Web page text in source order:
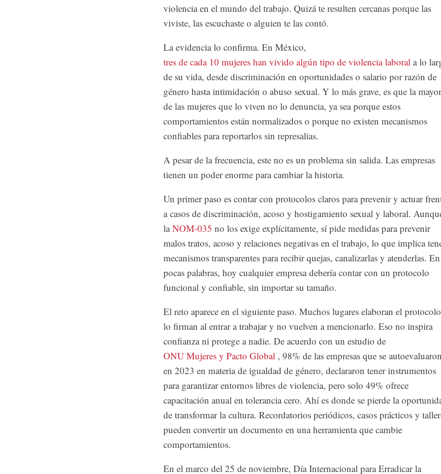
violencia en el mundo del trabajo. Quizá te resulten cercanas porque las
viviste, las escuchaste o alguien te las contó.
La evidencia lo confirma. En México,
tres de cada 10 mujeres han vivido algún tipo de violencia laboral a lo
de su vida, desde discriminación en oportunidades o salario por razón de
género hasta intimidación o abuso sexual. Y lo más grave, es que la
de las mujeres que lo viven no lo denuncia, ya sea porque estos
comportamientos están normalizados o porque no existen mecanismos
confiables para reportarlos sin represalias.
A pesar de la frecuencia, este no es un problema sin salida. Las empresas
tienen un poder enorme para cambiar la historia.
Un primer paso es contar con protocolos claros para prevenir y actuar
a casos de discriminación, acoso y hostigamiento sexual y laboral.
laNOM-035 no los exige explícitamente, sí pide medidas para prevenir
malos tratos, acoso y relaciones negativas en el trabajo, lo que implica
mecanismos transparentes para recibir quejas, canalizarlas y atenderlas. En
pocas palabras, hoy cualquier empresa debería contar con un protocolo
funcional y confiable, sin importar su tamaño.
El reto aparece en el siguiente paso. Muchos lugares elaboran el
lo firman al entrar a trabajar y no vuelven a mencionarlo. Eso no inspira
confianza ni protege a nadie. De acuerdo con un estudio de
ONU Mujeres y Pacto Global , 98% de las empresas que se
en 2023 en materia de igualdad de género, declararon tener instrumentos
para garantizar entornos libres de violencia, pero solo 49% ofrece
capacitación anual en tolerancia cero. Ahí es donde se pierde la
de transformar la cultura. Recordatorios periódicos, casos prácticos y
pueden convertir un documento en una herramienta que cambie
comportamientos.
En el marco del 25 de noviembre, Día Internacional para Erradicar la